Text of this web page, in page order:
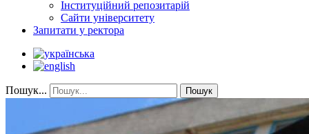
Інституційний репозитарій
Сайти університету
Запитати у ректора
Пошук... Пошук